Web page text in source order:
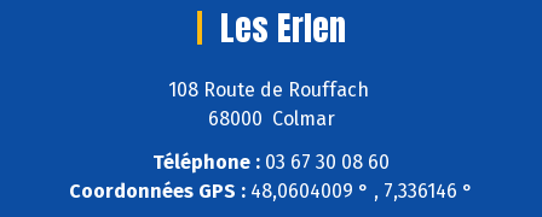
Les Erlen
108 Route de Rouffach
68000 Colmar
Téléphone : 03 67 30 08 60
Coordonnées GPS : 48,0604009 ° , 7,336146 °